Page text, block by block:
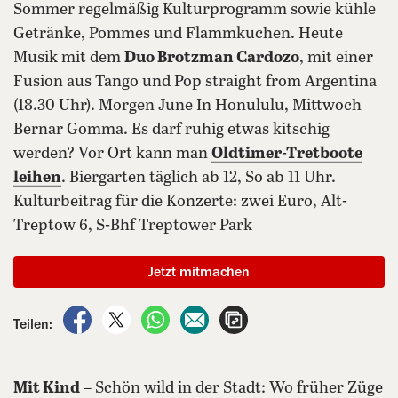
Sommer regelmäßig Kulturprogramm sowie kühle
Getränke, Pommes und Flammkuchen. Heute
Musik mit dem Duo Brotzman Cardozo, mit einer
Fusion aus Tango und Pop straight from Argentina
(18.30 Uhr). Morgen June In Honululu, Mittwoch
Bernar Gomma. Es darf ruhig etwas kitschig
werden? Vor Ort kann man Oldtimer-Tretboote
leihen. Biergarten täglich ab 12, So ab 11 Uhr.
Kulturbeitrag für die Konzerte: zwei Euro, Alt-
Treptow 6, S-Bhf Treptower Park
Teilen:
auf Facebook teilen
auf X teilenper WhatsApp teilen
per E-Mail teilen
Jetzt mitmachen
Mit Kind – Schön wild in der Stadt: Wo früher Züge